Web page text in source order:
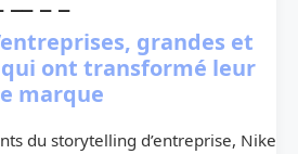
grandes et
ont transformé leur
marque
du storytelling d’entreprise, Nike